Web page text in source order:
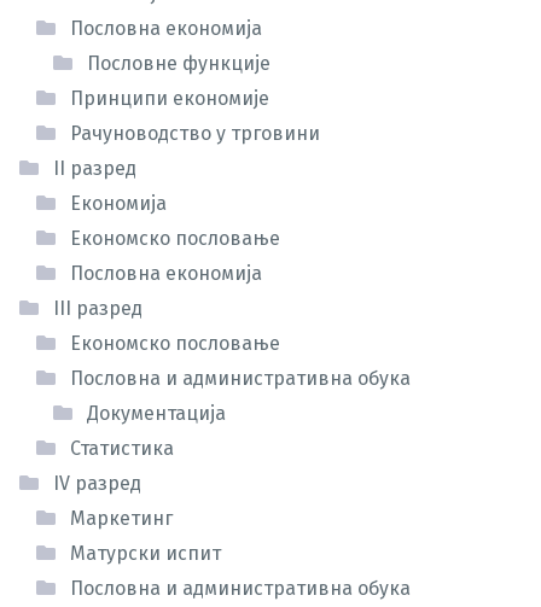
Пословна економија
Пословне функције
Принципи економије
Рачуноводство у трговини
II разред
Економија
Економско пословање
Пословна економија
III разред
Економско пословање
Пословна и административна обука
Документација
Статистика
IV разред
Маркетинг
Матурски испит
Пословна и административна обука